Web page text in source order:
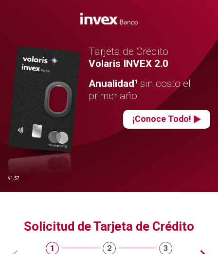
Tarjeta de Crédito
Volaris INVEX 2.0
Anualidad¹ sin costo el
primer año
¡Conoce Todo!
V1.57
Solicitud de Tarjeta de Crédito
1 2 3